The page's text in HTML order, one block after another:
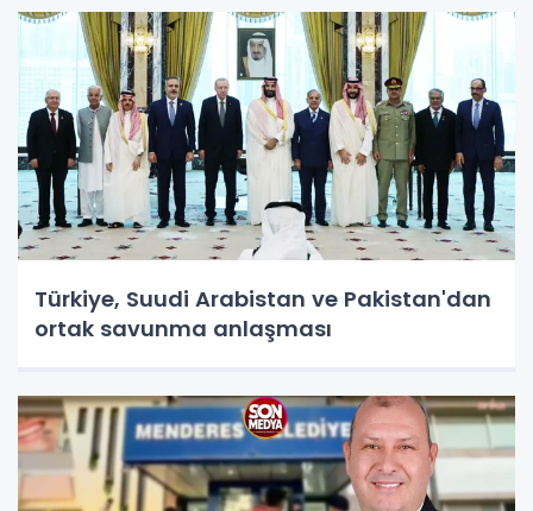
Türkiye, Suudi Arabistan ve Pakistan'dan
ortak savunma anlaşması